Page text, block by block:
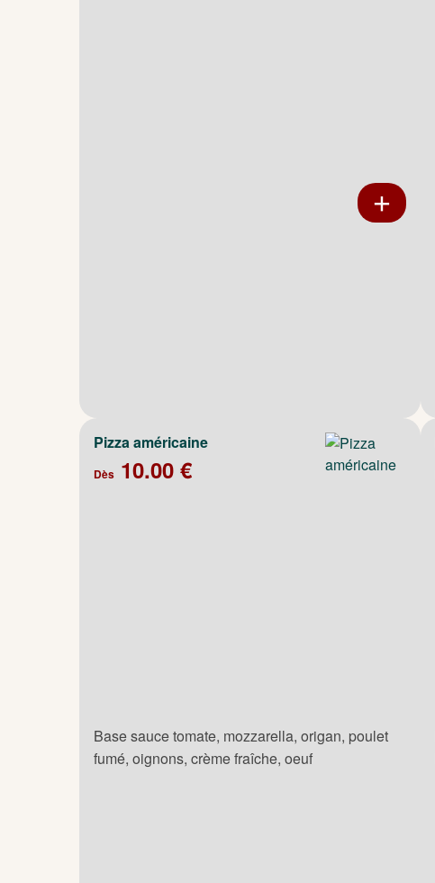
Pizza américaine
Dès 10.00 €
Base sauce tomate, mozzarella, origan, poulet
fumé, oignons, crème fraîche, oeuf